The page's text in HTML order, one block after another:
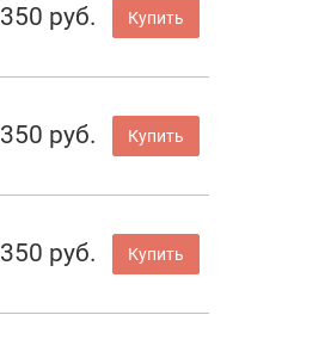
350 руб. Купить
350 руб. Купить
350 руб. Купить